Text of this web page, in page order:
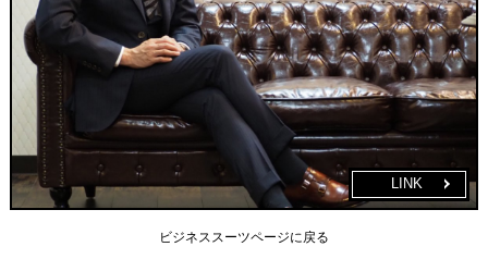
LINK
ビジネススーツページに戻る